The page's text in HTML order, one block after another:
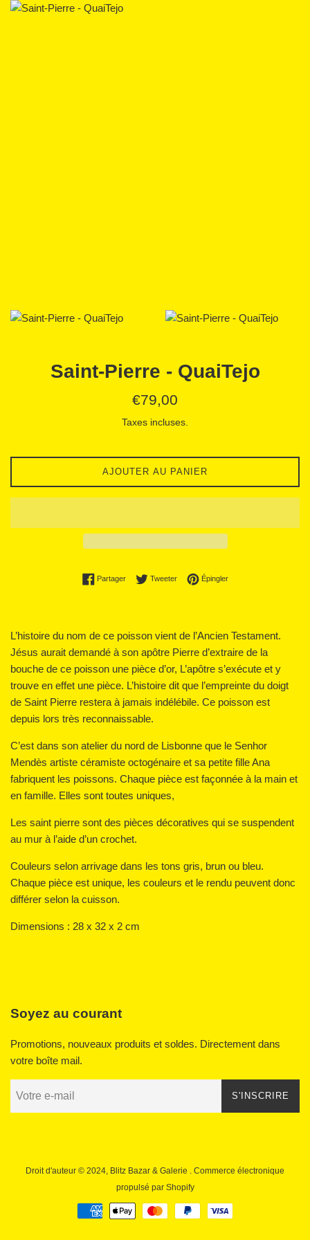
Saint-Pierre - QuaiTejo
Prix
€79,00
Taxes incluses.
AJOUTER AU PANIER
PartagerPartager sur Facebook
TweeterTweeter sur Twitter
ÉpinglerÉpingler sur Pinterest
L’histoire du nom de ce poisson vient de l’Ancien Testament.
Jésus aurait demandé à son apôtre Pierre d’extraire de la
bouche de ce poisson une pièce d’or, L’apôtre s’exécute et y
trouve en effet une pièce. L’histoire dit que l’empreinte du doigt
de Saint Pierre restera à jamais indélébile. Ce poisson est
depuis lors très reconnaissable.
C’est dans son atelier du nord de Lisbonne que le Senhor
Mendès artiste céramiste octogénaire et sa petite fille Ana
fabriquent les poissons. Chaque pièce est façonnée à la main et
en famille. Elles sont toutes uniques,
Les saint pierre sont des pièces décoratives qui se suspendent
au mur à l’aide d’un crochet.
Couleurs selon arrivage dans les tons gris, brun ou bleu.
Chaque pièce est unique, les couleurs et le rendu peuvent donc
différer selon la cuisson.
Dimensions : 28 x 32 x 2 cm
Soyez au courant
Promotions, nouveaux produits et soldes. Directement dans
votre boîte mail.
S'INSCRIRE
Droit d'auteur © 2024, Blitz Bazar & Galerie . Commerce électronique
propulsé par Shopify
Icônes